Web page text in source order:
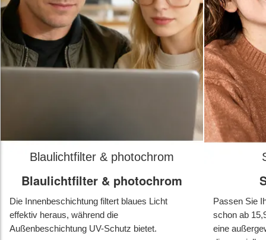
Blaulichtfilter & photochrom
Blaulichtfilter & photochrom
Die Innenbeschichtung filtert blaues Licht
effektiv heraus, während die
Außenbeschichtung UV-Schutz bietet.
Passen Sie
schon ab
eine